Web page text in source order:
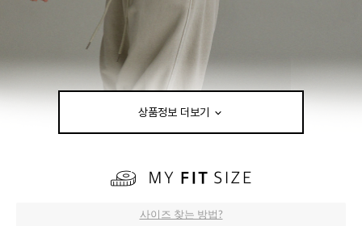
상품정보 더보기